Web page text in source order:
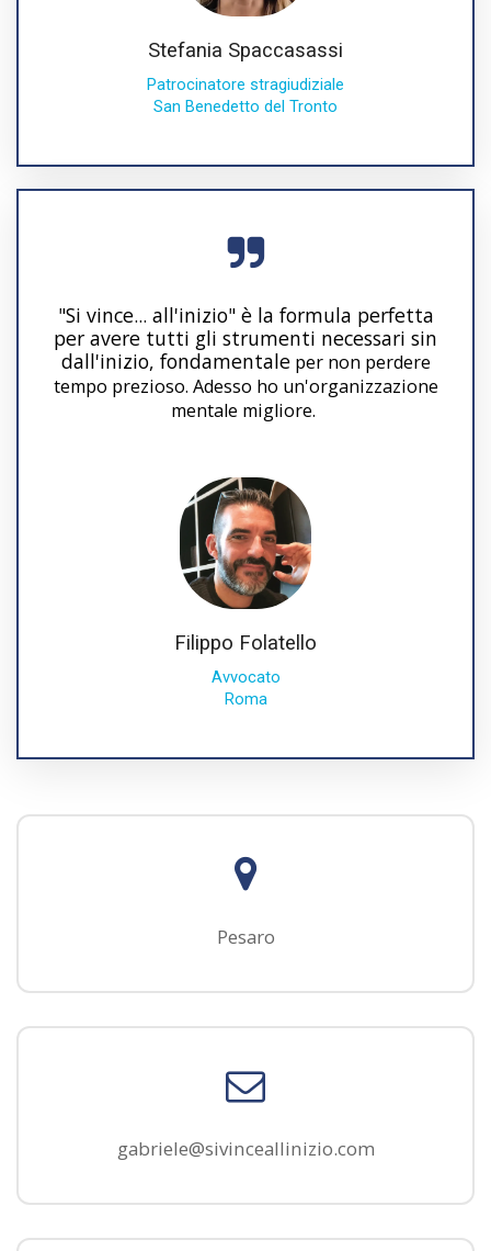
Stefania Spaccasassi
Patrocinatore stragiudiziale
San Benedetto del Tronto
"Si vince... all'inizio" è la formula perfetta
per avere tutti gli strumenti necessari sin
dall'inizio, fondamentaleper non perdere
tempo prezioso. Adesso ho un'organizzazione
mentale migliore.
Filippo Folatello
Avvocato
Roma
Pesaro
gabriele@sivinceallinizio.com